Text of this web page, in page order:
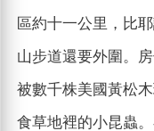
區約十一公里，比
山步道還要外圍。
被數千株美國黃松
食草地裡的小昆蟲